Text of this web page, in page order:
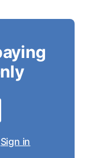
Sign in